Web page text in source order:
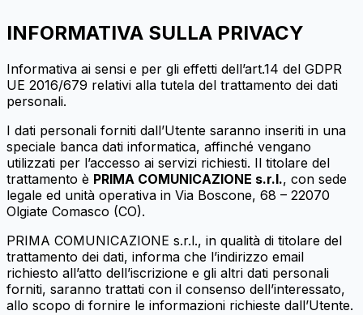
INFORMATIVA SULLA PRIVACY
Informativa ai sensi e per gli effetti dell’art.14 del GDPR
UE 2016/679 relativi alla tutela del trattamento dei dati
personali.
I dati personali forniti dall’Utente saranno inseriti in una
speciale banca dati informatica, affinché vengano
utilizzati per l’accesso ai servizi richiesti. Il titolare del
trattamento è PRIMA COMUNICAZIONE s.r.l., con sede
legale ed unità operativa in Via Boscone, 68 – 22070
Olgiate Comasco (CO).
PRIMA COMUNICAZIONE s.r.l., in qualità di titolare del
trattamento dei dati, informa che l’indirizzo email
richiesto all’atto dell’iscrizione e gli altri dati personali
forniti, saranno trattati con il consenso dell’interessato,
allo scopo di fornire le informazioni richieste dall’Utente.